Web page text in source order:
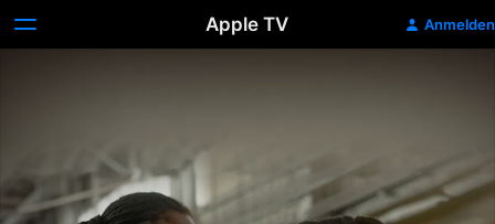
Apple TV Anmelden